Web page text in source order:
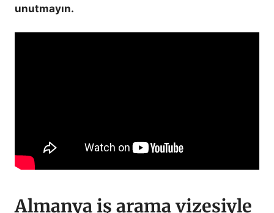
unutmayın.
Almanya iş arama vizesiyle